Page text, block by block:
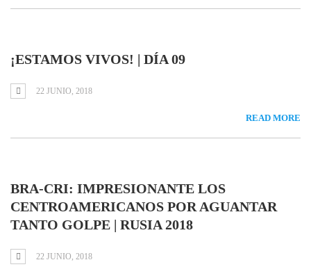
¡ESTAMOS VIVOS! | DÍA 09
22 JUNIO, 2018
READ MORE
BRA-CRI: IMPRESIONANTE LOS
CENTROAMERICANOS POR AGUANTAR
TANTO GOLPE | RUSIA 2018
22 JUNIO, 2018